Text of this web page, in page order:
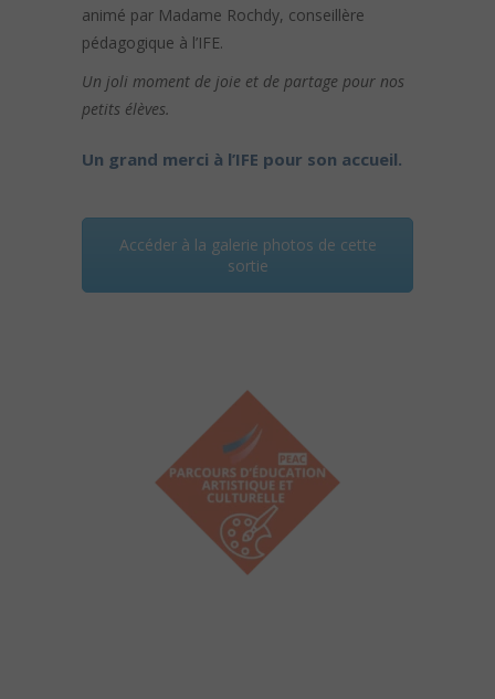
animé par Madame Rochdy, conseillère
pédagogique à l’IFE.
Un joli moment de joie et de partage pour nos
petits élèves.
Un grand merci à l’IFE pour son accueil.
Accéder à la galerie photos de cette
sortie